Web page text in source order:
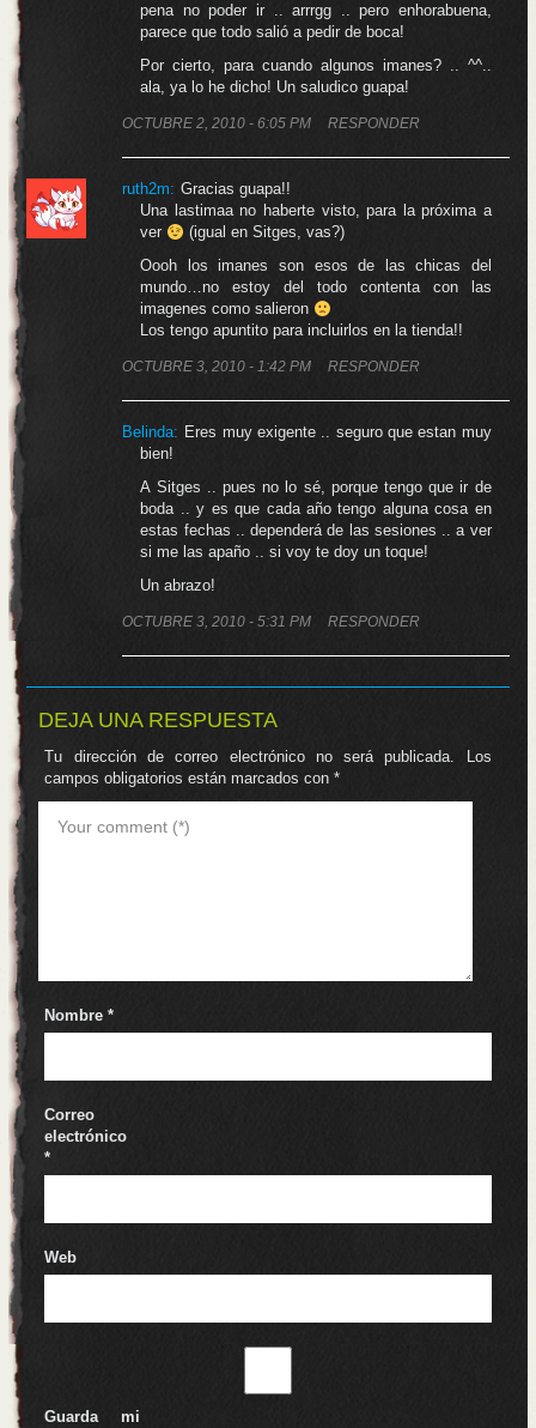
pena no poder ir .. arrrgg .. pero enhorabuena,
parece que todo salió a pedir de boca!
Por cierto, para cuando algunos imanes? .. ^^..
ala, ya lo he dicho! Un saludico guapa!
OCTUBRE 2, 2010 - 6:05 PM RESPONDER
ruth2m: Gracias guapa!!
Una lastimaa no haberte visto, para la próxima a
ver
(igual en Sitges, vas?)
Oooh los imanes son esos de las chicas del
mundo…no estoy del todo contenta con las
imagenes como salieron
Los tengo apuntito para incluirlos en la tienda!!
OCTUBRE 3, 2010 - 1:42 PM RESPONDER
Belinda: Eres muy exigente .. seguro que estan muy
bien!
A Sitges .. pues no lo sé, porque tengo que ir de
boda .. y es que cada año tengo alguna cosa en
estas fechas .. dependerá de las sesiones .. a ver
si me las apaño .. si voy te doy un toque!
Un abrazo!
OCTUBRE 3, 2010 - 5:31 PM RESPONDER
DEJA UNA RESPUESTA
Tu dirección de correo electrónico no será publicada.
Los
campos obligatorios están marcados con*
Nombre*
Correo
electrónico
*
Web
Guarda mi